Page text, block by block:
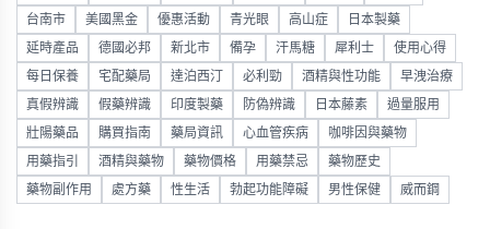
台南市 美國黑金 優惠活動 青光眼 高山症 日本製藥
延時產品 德國必邦 新北市 備孕 汗馬糖 犀利士 使用心得
每日保養 宅配藥局 達泊西汀 必利勁 酒精與性功能 早洩治療
真假辨識 假藥辨識 印度製藥 防偽辨識 日本藤素 過量服用
壯陽藥品 購買指南 藥局資訊 心血管疾病 咖啡因與藥物
用藥指引 酒精與藥物 藥物價格 用藥禁忌 藥物歷史
藥物副作用 處方藥 性生活 勃起功能障礙 男性保健 威而鋼